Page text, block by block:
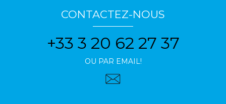
CONTACTEZ-NOUS
+33 3 20 62 27 37
OU PAR EMAIL!